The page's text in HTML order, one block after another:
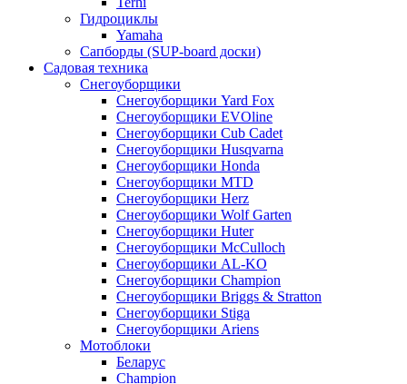
Гидроциклы
Yamaha
Сапборды (SUP-board доски)
Садовая техника
Снегоуборщики
Снегоуборщики Yard Fox
Снегоуборщики EVOline
Снегоуборщики Cub Cadet
Снегоуборщики Husqvarna
Снегоуборщики Honda
Снегоуборщики MTD
Снегоуборщики Herz
Снегоуборщики Wolf Garten
Снегоуборщики Huter
Снегоуборщики McCulloch
Снегоуборщики AL-KO
Снегоуборщики Champion
Снегоуборщики Briggs & Stratton
Снегоуборщики Stiga
Снегоуборщики Ariens
Мотоблоки
Беларус
Champion